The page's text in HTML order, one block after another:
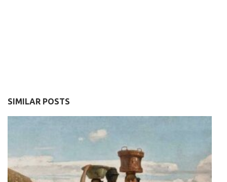
SIMILAR POSTS